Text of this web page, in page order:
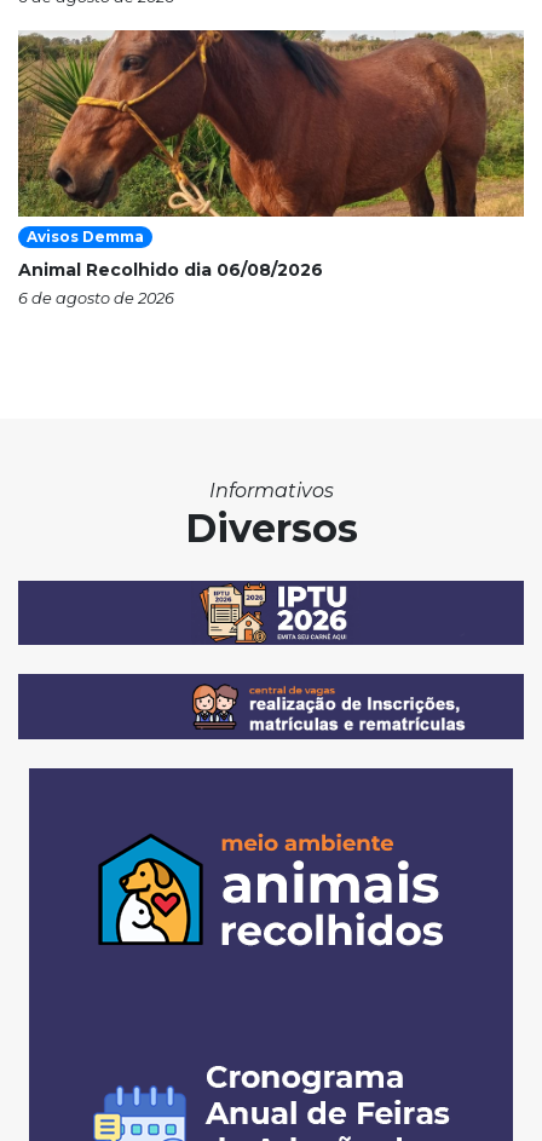
Avisos Demma
Animal Recolhido dia 06/08/2026
6 de agosto de 2026
Informativos
Diversos